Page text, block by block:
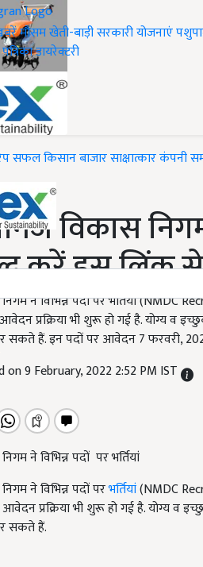
मौसमखेती-बाड़ीसरकारी योजनाएं
डायरेक्टरी
सफल किसानबाजारसाक्षात्कारकंपनी
खनिज विकास
करें इस लिंक
निगम ने विभिन्न पदों पर भर्तियां
प्रक्रिया भी शुरू हो गई है. योग्य व
हैं. इन पदों पर आवेदन 7 फरवरी,
on 9 February, 2022 2:52 PM IST
ने विभिन्न पदों पर भर्तियां
ने विभिन्न पदों परभर्तियां(NMDC
प्रक्रिया भी शुरू हो गई है. योग्य व
सकते हैं.